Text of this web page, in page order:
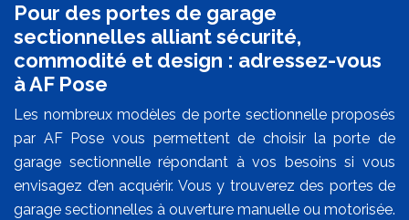
Pour des portes de garage
sectionnelles alliant sécurité,
commodité et design : adressez-vous
à AF Pose
Les nombreux modèles de porte sectionnelle proposés
par AF Pose vous permettent de choisir la porte de
garage sectionnelle répondant à vos besoins si vous
envisagez d’en acquérir. Vous y trouverez des portes de
garage sectionnelles à ouverture manuelle ou motorisée.